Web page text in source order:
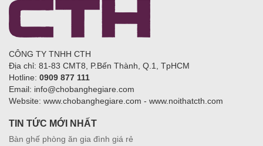
CÔNG TY TNHH CTH
Địa chỉ: 81-83 CMT8, P.Bến Thành, Q.1, TpHCM
Hotline: 0909 877 111
Email: info@chobanghegiare.com
Website: www.chobanghegiare.com - www.noithatcth.com
TIN TỨC MỚI NHẤT
Bàn ghế phòng ăn gia đình giá rẻ